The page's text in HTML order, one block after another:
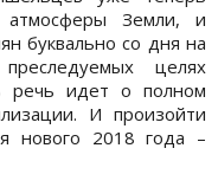
атмосферы Земли, и
буквально со дня на
целях
речь идет о полном
И произойти
нового 2018 года –